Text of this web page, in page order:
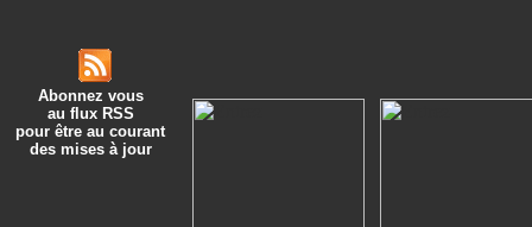
Abonnez vous
au flux RSS
pour être au courant
des mises à jour